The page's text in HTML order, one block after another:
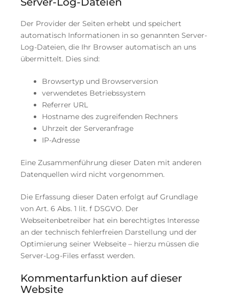
Der Provider der Seiten erhebt und speichert
automatisch Informationen in so genannten Server-
Log-Dateien, die Ihr Browser automatisch an uns
übermittelt. Dies sind:
Browsertyp und Browserversion
verwendetes Betriebssystem
Referrer URL
Hostname des zugreifenden Rechners
Uhrzeit der Serveranfrage
IP-Adresse
Eine Zusammenführung dieser Daten mit anderen
Datenquellen wird nicht vorgenommen.
Die Erfassung dieser Daten erfolgt auf Grundlage
von Art. 6 Abs. 1 lit. f DSGVO. Der
Webseitenbetreiber hat ein berechtigtes Interesse
an der technisch fehlerfreien Darstellung und der
Optimierung seiner Webseite – hierzu müssen die
Server-Log-Files erfasst werden.
Kommentarfunktion auf dieser
Website